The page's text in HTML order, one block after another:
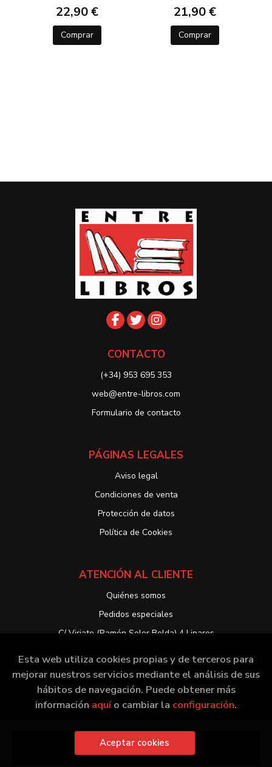
Añadir a mi cesta
22,90 €
Comprar
21,90 €
Comprar
CONTACTO
(+34) 953 695 353
web@entre-libros.com
Formulario de contacto
PÁGINAS LEGALES
Aviso legal
Condiciones de venta
Protección de datos
Política de Cookies
ATENCIÓN AL CLIENTE
Quiénes somos
Pedidos especiales
C/ Viriato (Ramón Soler Belda) 4 Linares
2026 ©Librería EntreLibros . Todos los Derechos
Reservados |Grupo Trevenque
Esta web utiliza cookies propias y de terceros para
mejorar nuestros servicios mediante el análisis de sus
hábitos de navegación. Puede obtener más
información aquío cambiar la configuración.
Aceptar cookies